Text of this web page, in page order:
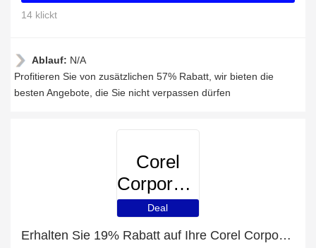
14 klickt
Ablauf: N/A
Profitieren Sie von zusätzlichen 57% Rabatt, wir bieten die
besten Angebote, die Sie nicht verpassen dürfen
Corel
Corporation
Deal
Erhalten Sie 19% Rabatt auf Ihre Corel Corporation-Einkäufe